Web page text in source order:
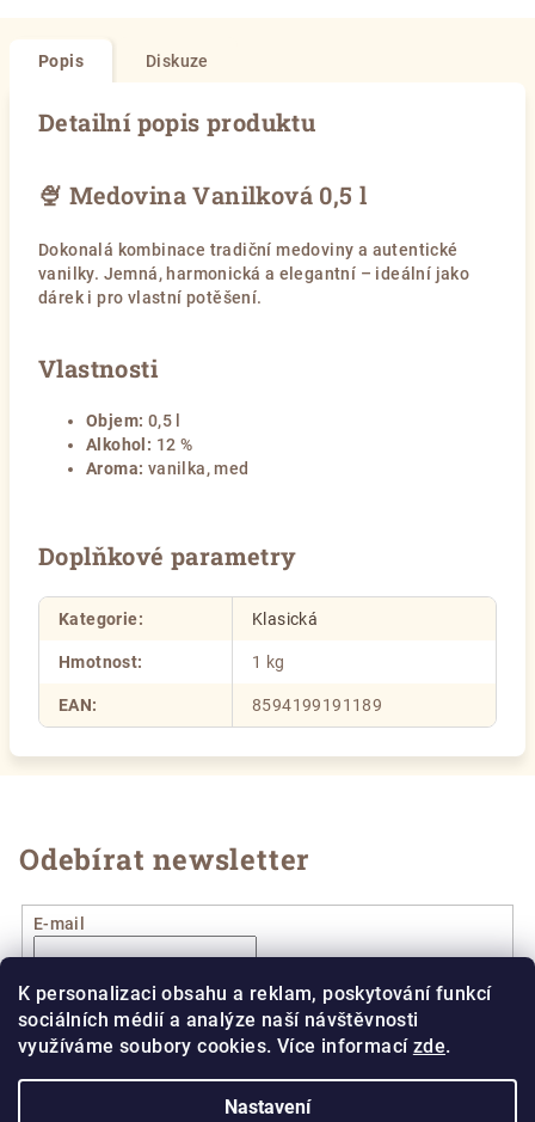
K personalizaci obsahu a reklam, poskytování funkcí
sociálních médií a analýze naší návštěvnosti
využíváme soubory cookies. Více informací zde.
Nastavení
Popis Diskuze
Detailní popis produktu
🍨 Medovina Vanilková 0,5 l
Dokonalá kombinace tradiční medoviny a autentické
vanilky. Jemná, harmonická a elegantní – ideální jako
dárek i pro vlastní potěšení.
Vlastnosti
Objem: 0,5 l
Alkohol: 12 %
Aroma: vanilka, med
Doplňkové parametry
Kategorie: Klasická
Hmotnost: 1 kg
EAN: 8594199191189
Odebírat newsletter
E-mail
osobních údajů